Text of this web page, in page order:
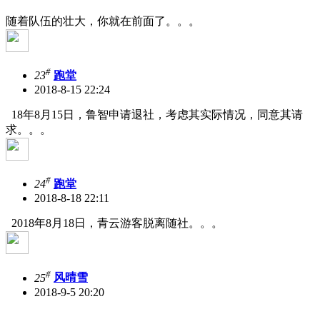
随着队伍的壮大，你就在前面了。。。
23# 跑堂
2018-8-15 22:24
18年8月15日，鲁智申请退社，考虑其实际情况，同意其请
求。。。
24# 跑堂
2018-8-18 22:11
2018年8月18日，青云游客脱离随社。。。
25# 风晴雪
2018-9-5 20:20